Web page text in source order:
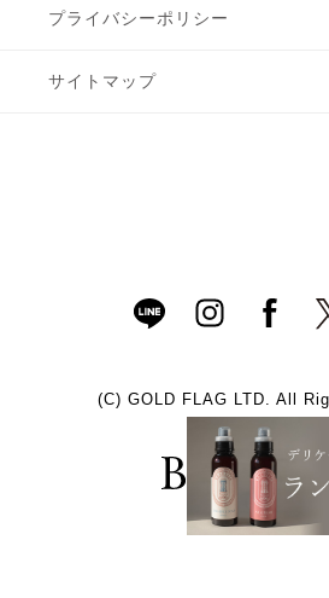
プライバシーポリシー
サイトマップ
(C) GOLD FLAG LTD. All